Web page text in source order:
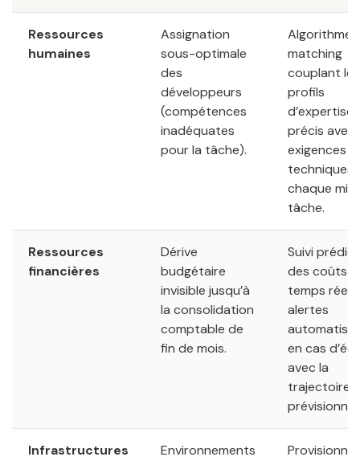
Ressources
humaines
Assignation
sous-optimale
des
développeurs
(compétences
inadéquates
pour la tâche).
matching
couplant les
profils
d’expertise
précis avec
exigences
techniques
chaque
tâche.
Ressources
financières
Dérive
budgétaire
invisible jusqu’à
la consolidation
comptable de
fin de mois.
Suivi
des coûts
temps réel
alertes
en cas
avec la
trajectoire
Infrastructures
Environnements